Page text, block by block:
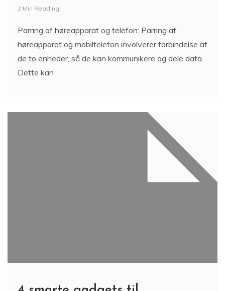
2 Min Reading
Parring af høreapparat og telefon: Parring af
høreapparat og mobiltelefon involverer forbindelse af
de to enheder, så de kan kommunikere og dele data.
Dette kan